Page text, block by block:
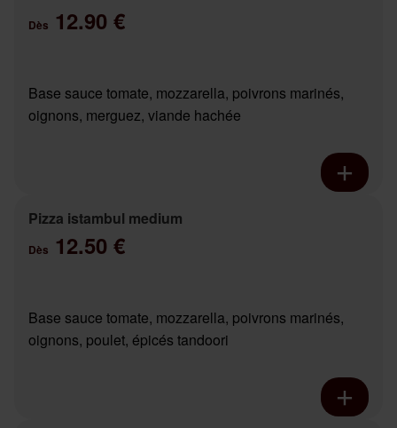
Dès 12.90 €
Base sauce tomate, mozzarella, poivrons marinés,
oignons, merguez, viande hachée
Pizza istambul medium
Dès 12.50 €
Base sauce tomate, mozzarella, poivrons marinés,
oignons, poulet, épicés tandoori